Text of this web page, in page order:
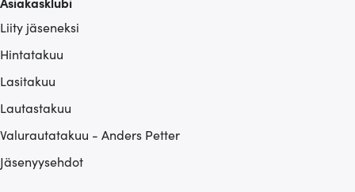
Liity jäseneksi
Hintatakuu
Lasitakuu
Lautastakuu
Valurautatakuu - Anders Petter
Jäsenyysehdot